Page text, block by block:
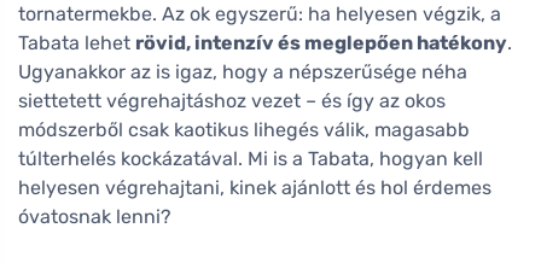
tornatermekbe. Az ok egyszerű: ha helyesen végzik, a
Tabata lehet rövid, intenzív és meglepően hatékony.
Ugyanakkor az is igaz, hogy a népszerűsége néha
siettetett végrehajtáshoz vezet – és így az okos
módszerből csak kaotikus lihegés válik, magasabb
túlterhelés kockázatával. Mi is a Tabata, hogyan kell
helyesen végrehajtani, kinek ajánlott és hol érdemes
óvatosnak lenni?